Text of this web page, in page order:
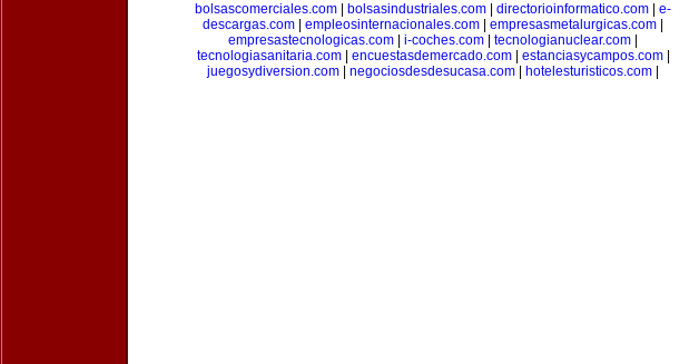
bolsascomerciales.com
bolsasindustriales.com directorioinformatico.com
e-
descargas.com
empleosinternacionales.com empresasmetalurgicas.com
empresastecnologicas.com
i-coches.com tecnologianuclear.com
tecnologiasanitaria.com| encuestasdemercado.com| estanciasycampos.com|
juegosydiversion.com
negociosdesdesucasa.com hotelesturisticos.com